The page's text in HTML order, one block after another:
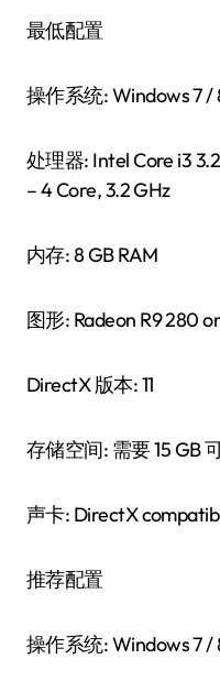
最低配置
操作系统: Windows 7 /
处理器: Intel Core i3
– 4 Core, 3.2 GHz
内存: 8 GB RAM
图形: Radeon R9 280
DirectX 版本: 11
存储空间: 需要 15 GB
声卡: DirectX
推荐配置
操作系统: Windows 7 /